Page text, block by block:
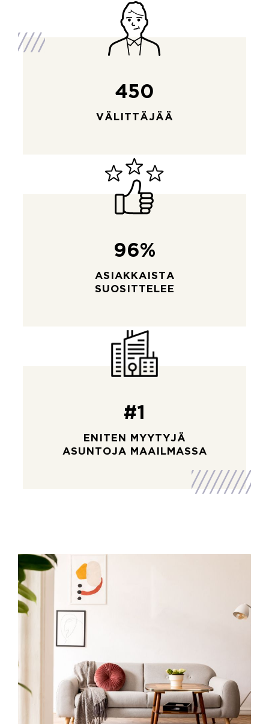
450
VÄLITTÄJÄÄ
96%
ASIAKKAISTA
SUOSITTELEE
#1
ENITEN MYYTYJÄ
ASUNTOJA MAAILMASSA